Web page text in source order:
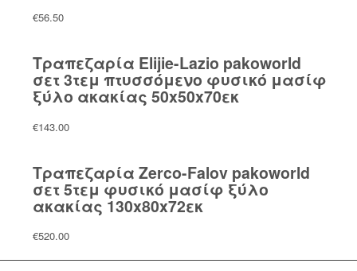
€56.50
Τραπεζαρία Elijie-Lazio pakoworld
σετ 3τεμ πτυσσόμενο φυσικό μασίφ
ξύλο ακακίας 50x50x70εκ
€143.00
Τραπεζαρία Zerco-Falov pakoworld
σετ 5τεμ φυσικό μασίφ ξύλο
ακακίας 130x80x72εκ
€520.00